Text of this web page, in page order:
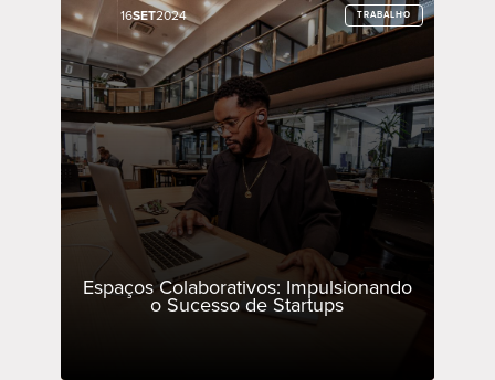
16SET2024 TRABALHO
Espaços Colaborativos: Impulsionando
o Sucesso de Startups
16SET2024 TRABALHO